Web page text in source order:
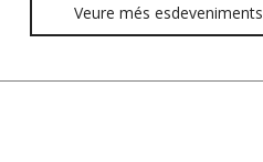
Veure més esdeveniments